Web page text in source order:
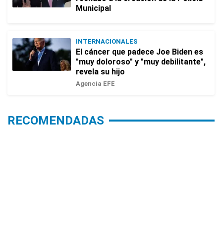
Municipal
INTERNACIONALES
El cáncer que padece Joe Biden es
"muy doloroso" y "muy debilitante",
revela su hijo
Agencia EFE
RECOMENDADAS